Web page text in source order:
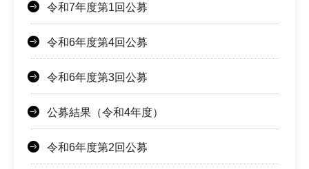
令和7年度第1回公募
令和6年度第4回公募
令和6年度第3回公募
公募結果（令和4年度）
令和6年度第2回公募